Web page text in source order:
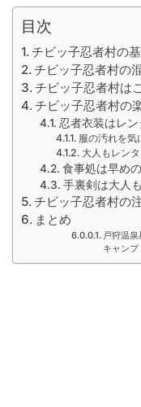
目次
チビッ子忍者村の
チビッ子忍者村の
チビッ子忍者村は
チビッ子忍者村の
忍者衣装はレン
服の汚れを気
大人もレン
食事処は早め
手裏剣は大人
チビッ子忍者村の
まとめ
戸狩温
キャンプ